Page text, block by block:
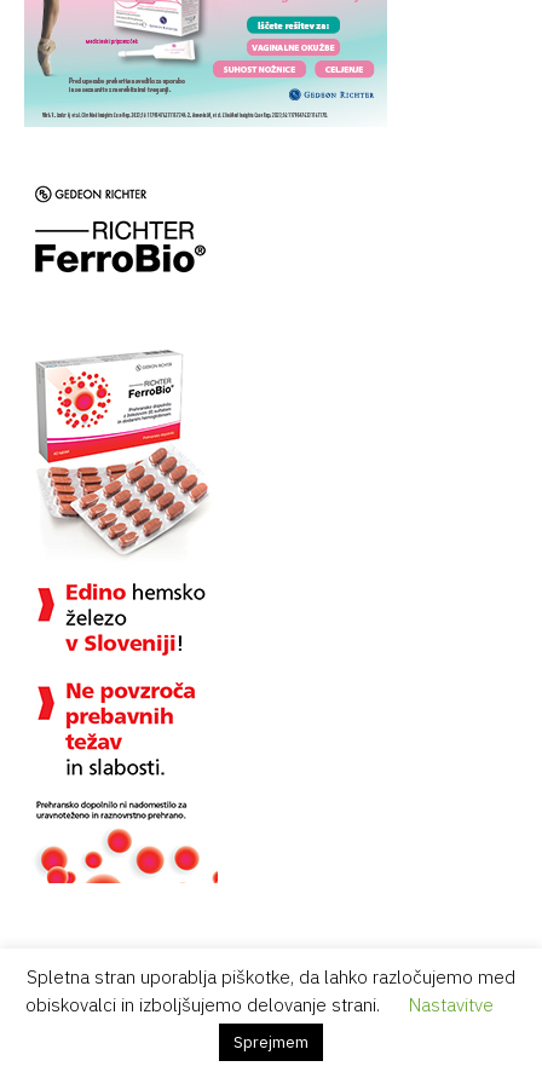
Vsebina je namenjena strokovni javnosti.
Registracija
Spletna stran uporablja piškotke, da lahko razločujemo med
obiskovalci in izboljšujemo delovanje strani.
Nastavitve
Sprejmem